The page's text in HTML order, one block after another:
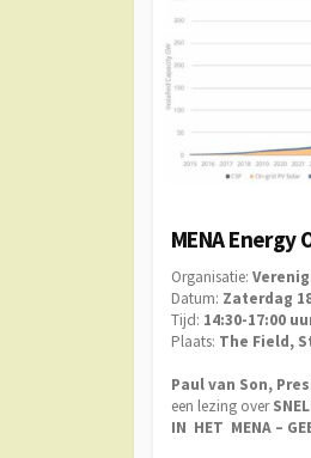
MENA Energy
Organisatie:
Datum: Zaterdag
Tijd: 14:30-17:00
Plaats: The Field,
Paul van Son,
een lezing over
IN HET MENA –